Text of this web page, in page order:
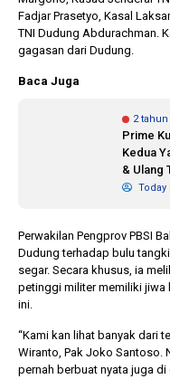
Fadjar Prasetyo, Kasal
TNI Dudung Abdurachman.
gagasan dari Dudung.
Baca Juga
2
Prime
Kedua
& Ulang
Today
Perwakilan Pengprov PBSI
Dudung terhadap bulu
segar. Secara khusus, ia
petinggi militer memiliki jiwa
ini.
“Kami kan lihat banyak dari
Wiranto, Pak Joko Santoso.
pernah berbuat nyata juga